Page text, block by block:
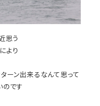
思う
より
ーン出来るなんて思って
のです